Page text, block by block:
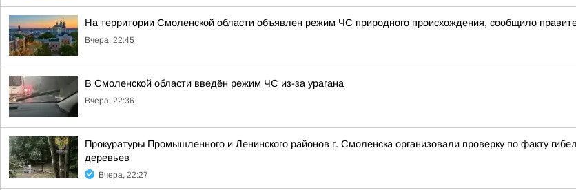
На территории Смоленской области объявлен режим ЧС природного происхождения, сообщило
Вчера, 22:45
В Смоленской области введён режим ЧС из-за урагана
Вчера, 22:36
Прокуратуры Промышленного и Ленинского районов г. Смоленска организовали проверку по факту
деревьев
Вчера, 22:27